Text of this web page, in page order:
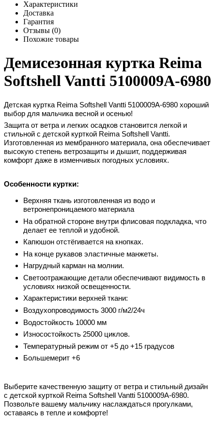
Характеристики
Доставка
Гарантия
Отзывы (0)
Похожие товары
Демисезонная куртка Reima
Softshell Vantti 5100009A-6980
Детская куртка Reima Softshell Vantti 5100009A-6980 хороший
выбор для мальчика весной и осенью!
Защита от ветра и легких осадков становится легкой и
стильной с детской курткой Reima Softshell Vantti.
Изготовленная из мембранного материала, она обеспечивает
высокую степень ветрозащиты и дышит, поддерживая
комфорт даже в изменчивых погодных условиях.
Особенности куртки:
Верхняя ткань изготовленная из водо и
ветронепроницаемого материала
На обратной стороне внутри флисовая подкладка, что
делает ее теплой и удобной.
Капюшон отстёгивается на кнопках.
На конце рукавов эластичные манжеты.
Нагрудный карман на молнии.
Светоотражающие детали обеспечивают видимость в
условиях низкой освещенности.
Характеристики верхней ткани:
Воздухопроводимость 3000 г/м2/24ч
Водостойкость 10000 мм
Износостойкость 25000 циклов.
Температурный режим от +5 до +15 градусов
Большемерит +6
Выберите качественную защиту от ветра и стильный дизайн
с детской курткой Reima Softshell Vantti 5100009A-6980.
Позвольте вашему мальчику наслаждаться прогулками,
оставаясь в тепле и комфорте!